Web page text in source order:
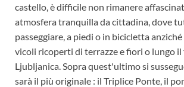
castello, è difficile non rimanere
atmosfera tranquilla da cittadina, dove
passeggiare, a piedi o in bicicletta
vicoli ricoperti di terrazze e fiori o lungo il
Ljubljanica. Sopra quest'ultimo si
sarà il più originale : il Triplice Ponte, il